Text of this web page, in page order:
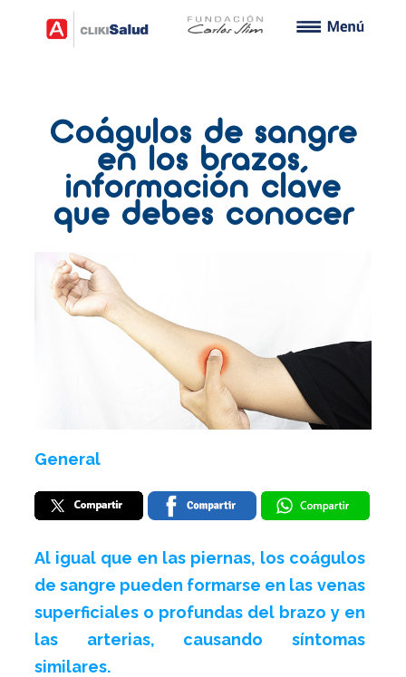
Coágulos de sangre
en los brazos,
información clave
que debes conocer
General
Al igual que en las piernas, los coágulos
de sangre pueden formarse en las venas
superficiales o profundas del brazo y en
las arterias, causando síntomas
similares.